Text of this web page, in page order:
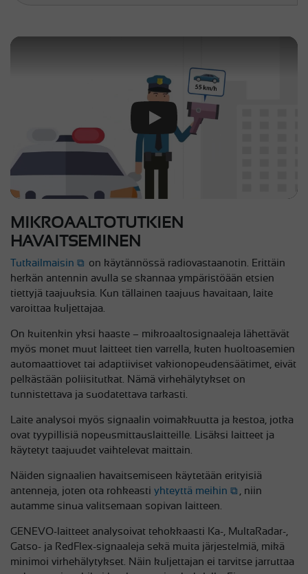
Play Video
MIKROAALTOTUTKIEN
HAVAITSEMINEN
Tutkailmaisin
on käytännössä radiovastaanotin. Erittäin
herkän antennin avulla se skannaa ympäristöään etsien
tiettyjä taajuuksia. Kun tällainen taajuus havaitaan, laite
varoittaa kuljettajaa.
On kuitenkin yksi haaste – mikroaaltosignaaleja lähettävät
myös monet muut laitteet tien varrella, kuten huoltoasemien
automaattiovet tai adaptiiviset vakionopeudensäätimet, eivät
pelkästään poliisitutkat. Nämä virhehälytykset on
tunnistettava ja suodatettava tarkasti.
Laite analysoi myös signaalin voimakkuutta ja kestoa, jotka
ovat tyypillisiä nopeusmittauslaitteille. Lisäksi laitteet ja
käytetyt taajuudet vaihtelevat maittain.
Näiden signaalien havaitsemiseen käytetään erityisiä
antenneja, joten ota rohkeasti yhteyttä meihin
, niin
autamme sinua valitsemaan sopivan laitteen.
GENEVO-laitteet analysoivat tehokkaasti Ka-, MultaRadar-,
Gatso- ja RedFlex-signaaleja sekä muita järjestelmiä, mikä
minimoi virhehälytykset. Näin kuljettajan ei tarvitse jarruttaa